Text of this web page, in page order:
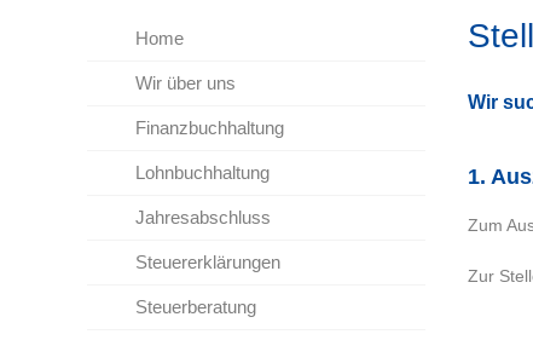
Home
Wir über uns
Finanzbuchhaltung
Lohnbuchhaltung
Jahresabschluss
Steuererklärungen
Steuerberatung
Wir
1.
Zum
Zur